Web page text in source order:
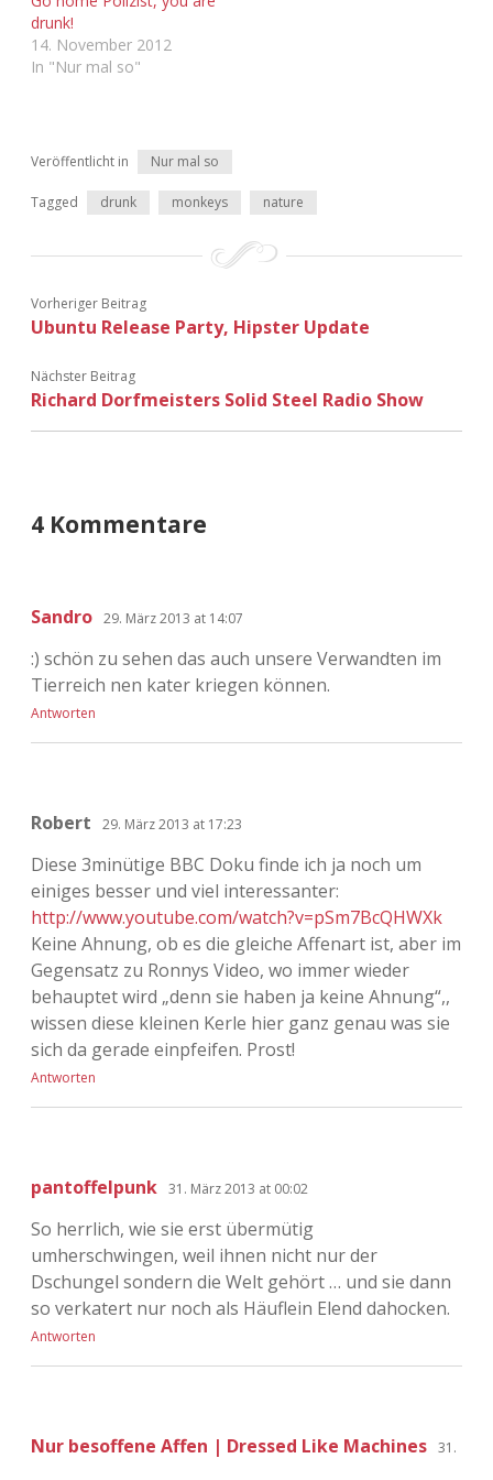
Adventskalender 2022
drunk!
14. November 2012
In "Nur mal so"
Veröffentlicht in Nur mal so
Tagged drunk monkeys nature
Vorheriger Beitrag
Ubuntu Release Party, Hipster Update
Nächster Beitrag
Richard Dorfmeisters Solid Steel Radio Show
4 Kommentare
Sandro 29. März 2013 at 14:07
:) schön zu sehen das auch unsere Verwandten im
Tierreich nen kater kriegen können.
Antworten
Robert 29. März 2013 at 17:23
Diese 3minütige BBC Doku finde ich ja noch um
einiges besser und viel interessanter:
http://www.youtube.com/watch?v=pSm7BcQHWXk
Keine Ahnung, ob es die gleiche Affenart ist, aber im
Gegensatz zu Ronnys Video, wo immer wieder
behauptet wird „denn sie haben ja keine Ahnung“,,
wissen diese kleinen Kerle hier ganz genau was sie
sich da gerade einpfeifen. Prost!
Antworten
pantoffelpunk 31. März 2013 at 00:02
So herrlich, wie sie erst übermütig
umherschwingen, weil ihnen nicht nur der
Dschungel sondern die Welt gehört … und sie dann
so verkatert nur noch als Häuflein Elend dahocken.
Antworten
Nur besoffene Affen | Dressed Like Machines 31.